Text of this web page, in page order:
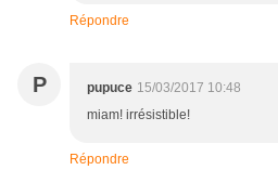
Répondre
P pupuce 15/03/2017 10:48
miam! irrésistible!
Répondre